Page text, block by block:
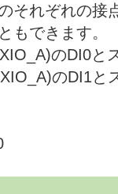
それぞれの接
もできます。
のDI0と
のDI1と